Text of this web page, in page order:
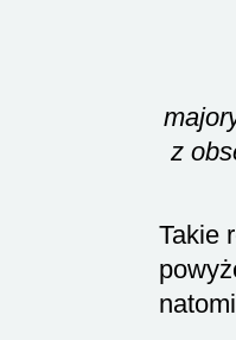
z
Takie